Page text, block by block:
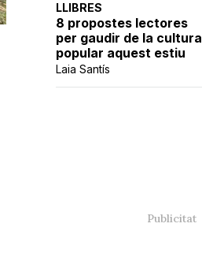
LLIBRES
8 propostes lectores
per gaudir de la cultura
popular aquest estiu
Laia Santís